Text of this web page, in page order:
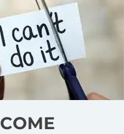
COME